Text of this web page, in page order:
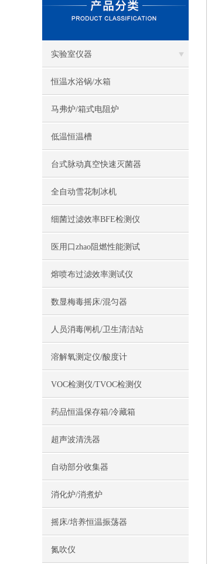
实验室仪器
恒温水浴锅/水箱
马弗炉/箱式电阻炉
低温恒温槽
台式脉动真空快速灭菌器
全自动雪花制冰机
细菌过滤效率BFE检测仪
医用口zhao阻燃性能测试
熔喷布过滤效率测试仪
数显梅毒摇床/混匀器
人员消毒闸机/卫生清洁站
溶解氧测定仪/酸度计
VOC检测仪/TVOC检测仪
药品恒温保存箱/冷藏箱
超声波清洗器
自动部分收集器
消化炉/消煮炉
摇床/培养恒温振荡器
氮吹仪